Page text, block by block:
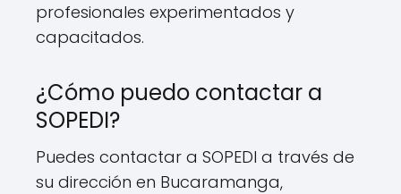
profesionales experimentados y
capacitados.
¿Cómo puedo contactar a
SOPEDI?
Puedes contactar a SOPEDI a través de
su dirección en Bucaramanga,